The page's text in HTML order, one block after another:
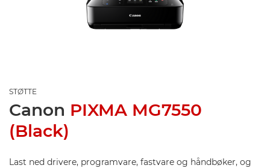
STØTTE
Canon PIXMA MG7550
(Black)
Last ned drivere, programvare, fastvare og håndbøker, og